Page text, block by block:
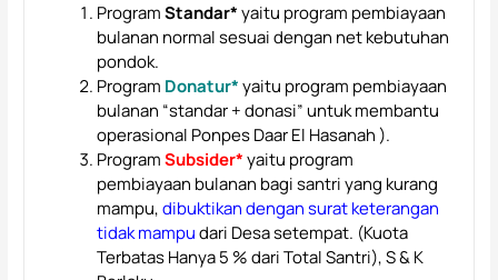
ProgramStandar*yaitu program pembiayaan
bulanan normal sesuai dengan net kebutuhan
pondok.
Program Donatur*yaitu program pembiayaan
bulanan “standar + donasi” untuk membantu
operasional Ponpes Daar El Hasanah ).
ProgramSubsider*yaitu program
pembiayaan bulanan bagi santri yang kurang
mampu,dibuktikan dengan surat keterangan
tidak mampudari Desa setempat. (Kuota
Terbatas Hanya 5 % dari Total Santri), S & K